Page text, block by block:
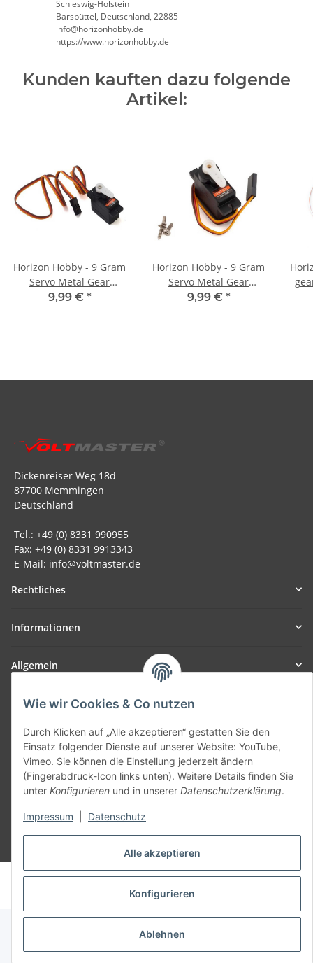
Alle akzeptieren
Konfigurieren
Ablehnen
Wie wir Cookies & Co nutzen
Durch Klicken auf „Alle akzeptieren“ gestatten Sie den
Einsatz folgender Dienste auf unserer Website: YouTube,
Vimeo. Sie können die Einstellung jederzeit ändern
(Fingerabdruck-Icon links unten). Weitere Details finden Sie
unter Konfigurieren und in unserer Datenschutzerklärung.
Impressum Datenschutz
Schleswig-Holstein
Barsbüttel, Deutschland, 22885
info@horizonhobby.de
https://www.horizonhobby.de
Kunden kauften dazu folgende
Artikel:
Horizon Hobby - 9 Gram
Servo Metal Gear
(SPMA380)
9,99 € *
Horizon Hobby - 9 Gram
Servo Metal Gear
Reverse (SPMA380R)
9,99 € *
Dickenreiser Weg 18d
87700 Memmingen
Deutschland
Tel.: +49 (0) 8331 990955
Fax: +49 (0) 8331 9913343
E-Mail: info@voltmaster.de
Rechtliches
Informationen
Allgemein
Teil unseres Netzwerks:
Vertrag widerrufen
© voltmaster.de
Powered byJTL-Shop